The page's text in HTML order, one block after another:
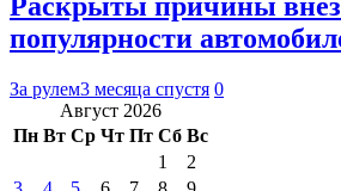
популярности
За рулем3 месяца спустя 0
Август 2026
Пн Вт Ср Чт Пт Сб Вс
1
2